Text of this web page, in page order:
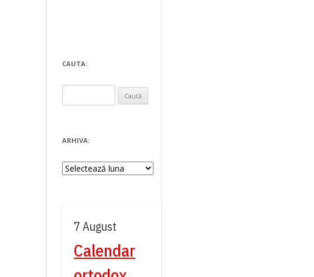
CAUTA:
după:
ARHIVA:
Arhiva:
7 August
Calendar